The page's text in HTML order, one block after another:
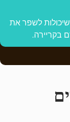
לשפר את
בקריירה.